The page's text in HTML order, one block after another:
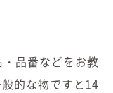
品番などをお教
的な物ですと14